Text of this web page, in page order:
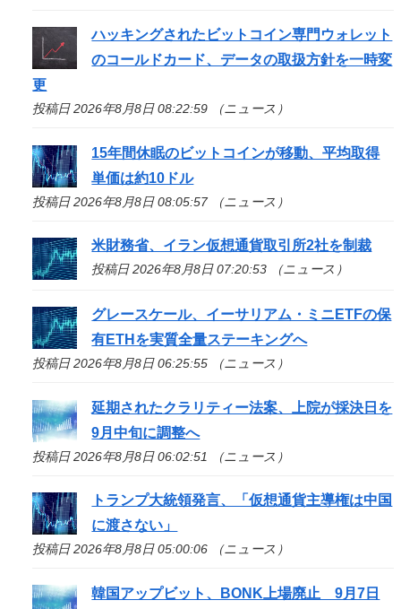
ハッキングされたビットコイン専門ウォレット
のコールドカード、データの取扱方針を一時変
更
投稿日 2026年8月8日 08:22:59 （ニュース）
15年間休眠のビットコインが移動、平均取得
単価は約10ドル
投稿日 2026年8月8日 08:05:57 （ニュース）
米財務省、イラン仮想通貨取引所2社を制裁
投稿日 2026年8月8日 07:20:53 （ニュース）
グレースケール、イーサリアム・ミニETFの保
有ETHを実質全量ステーキングへ
投稿日 2026年8月8日 06:25:55 （ニュース）
延期されたクラリティー法案、上院が採決日を
9月中旬に調整へ
投稿日 2026年8月8日 06:02:51 （ニュース）
トランプ大統領発言、「仮想通貨主導権は中国
に渡さない」
投稿日 2026年8月8日 05:00:06 （ニュース）
韓国アップビット、BONK上場廃止 9月7日